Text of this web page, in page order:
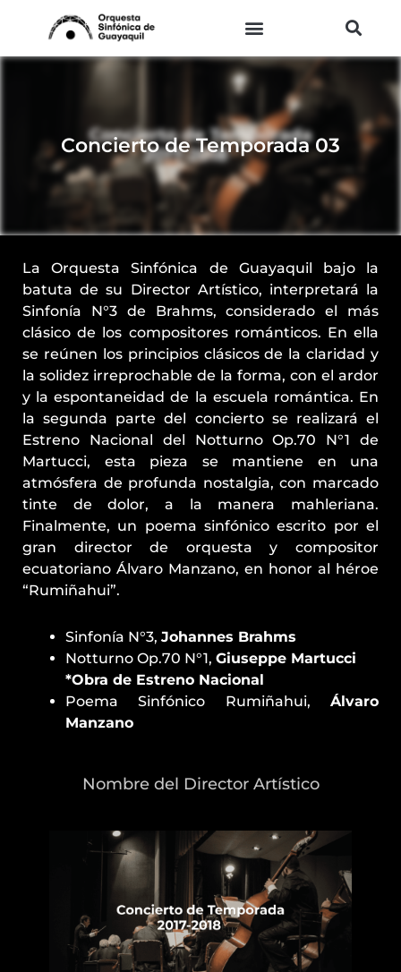
contenido
Concierto de Temporada 03
La Orquesta Sinfónica de Guayaquil bajo la
batuta de su Director Artístico, interpretará la
Sinfonía N°3 de Brahms, considerado el más
clásico de los compositores románticos. En ella
se reúnen los principios clásicos de la claridad y
la solidez irreprochable de la forma, con el ardor
y la espontaneidad de la escuela romántica. En
la segunda parte del concierto se realizará el
Estreno Nacional del Notturno Op.70 N°1 de
Martucci, esta pieza se mantiene en una
atmósfera de profunda nostalgia, con marcado
tinte de dolor, a la manera mahleriana.
Finalmente, un poema sinfónico escrito por el
gran director de orquesta y compositor
ecuatoriano Álvaro Manzano, en honor al héroe
“Rumiñahui”.
Sinfonía N°3, Johannes Brahms
Notturno Op.70 N°1, Giuseppe Martucci
*Obra de Estreno Nacional
Poema Sinfónico Rumiñahui, Álvaro
Manzano
Nombre del Director Artístico